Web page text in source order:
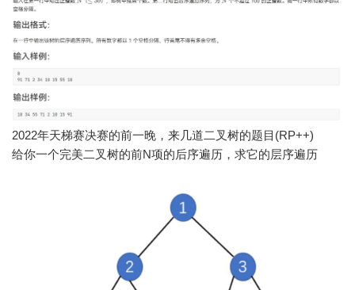
2022年天梯赛决赛的前一晚，来几道二叉树的题目(RP++)
给你一个完美二叉树的前N项的后序遍历，求它的层序遍历